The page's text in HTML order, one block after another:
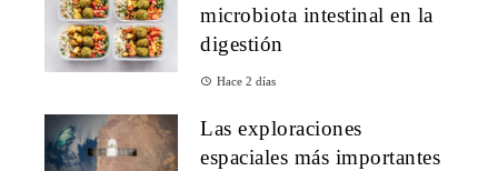
microbiota intestinal en la
digestión
Hace 2 días
Las exploraciones
espaciales más importantes